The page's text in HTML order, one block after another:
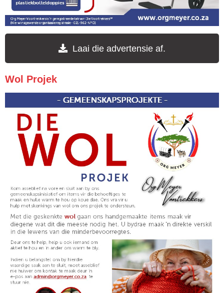
Laai die advertensie af.
Wol Projek